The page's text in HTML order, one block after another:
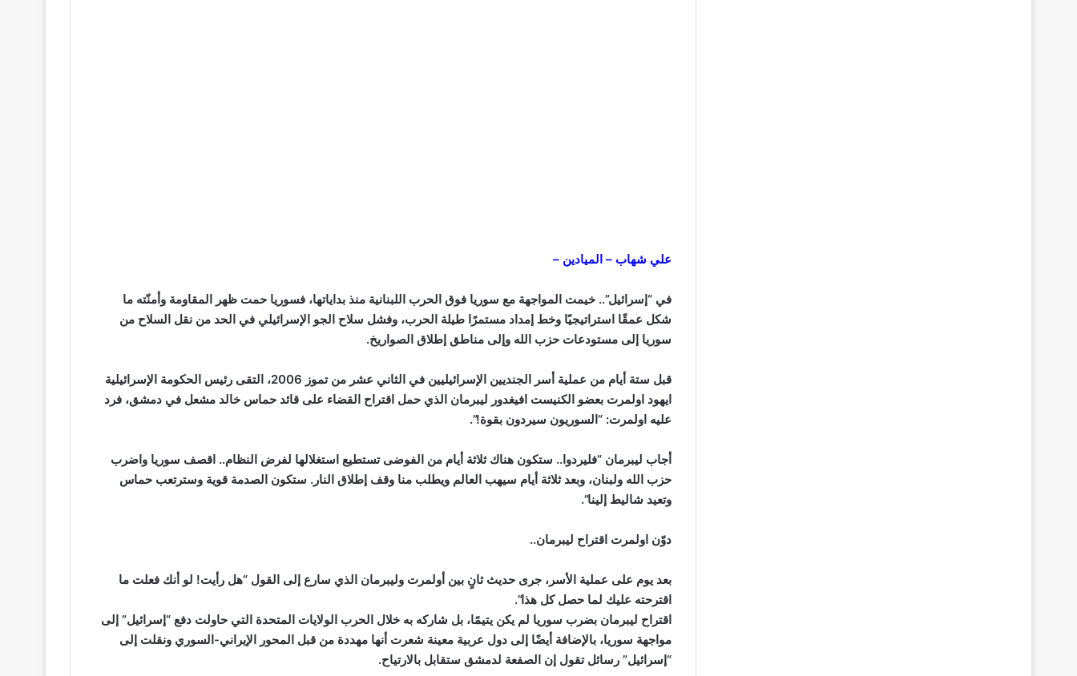
علي شهاب – الميادين –
في “إسرائيل”.. خيمت المواجهة مع سوريا فوق الحرب اللبنانية منذ بداياتها، فسوريا حمت ظهر المقاومة وأمنّته ما
شكل عمقًا استراتيجيًا وخط إمداد مستمرًا طيلة الحرب، وفشل سلاح الجو الإسرائيلي في الحد من نقل السلاح من
سوريا إلى مستودعات حزب الله وإلى مناطق إطلاق الصواريخ.
قبل ستة أيام من عملية أسر الجنديين الإسرائيليين في الثاني عشر من تموز 2006، التقى رئيس الحكومة الإسرائيلية
ايهود اولمرت بعضو الكنيست افيغدور ليبرمان الذي حمل اقتراح القضاء على قائد حماس خالد مشعل في دمشق، فرد
عليه اولمرت: “السوريون سيردون بقوة!”.
أجاب ليبرمان “فليردوا.. ستكون هناك ثلاثة أيام من الفوضى تستطيع استغلالها لفرض النظام.. اقصف سوريا واضرب
حزب الله ولبنان، وبعد ثلاثة أيام سيهب العالم ويطلب منا وقف إطلاق النار. ستكون الصدمة قوية وسترتعب حماس
وتعيد شاليط إلينا”.
دوّن اولمرت اقتراح ليبرمان..
بعد يوم على عملية الأسر، جرى حديث ثانٍ بين أولمرت وليبرمان الذي سارع إلى القول “هل رأيت! لو أنك فعلت ما
اقترحته عليك لما حصل كل هذا”.
اقتراح ليبرمان بضرب سوريا لم يكن يتيمًا، بل شاركه به خلال الحرب الولايات المتحدة التي حاولت دفع “إسرائيل” إلى
مواجهة سوريا، بالإضافة أيضًا إلى دول عربية معينة شعرت أنها مهددة من قبل المحور الإيراني-السوري ونقلت إلى
“إسرائيل” رسائل تقول إن الصفعة لدمشق ستقابل بالارتياح.